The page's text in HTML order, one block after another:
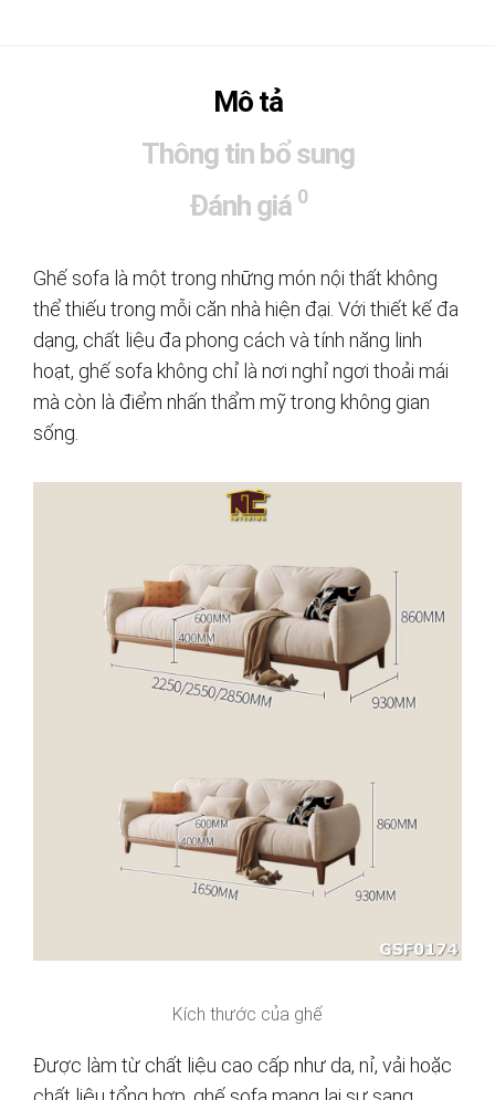
Mô tả
Thông tin bổ sung
Đánh giá 0
Ghế sofa là một trong những món nội thất không
thể thiếu trong mỗi căn nhà hiện đại. Với thiết kế đa
dạng, chất liệu đa phong cách và tính năng linh
hoạt, ghế sofa không chỉ là nơi nghỉ ngơi thoải mái
mà còn là điểm nhấn thẩm mỹ trong không gian
sống.
Kích thước của ghế
Được làm từ chất liệu cao cấp như da, nỉ, vải hoặc